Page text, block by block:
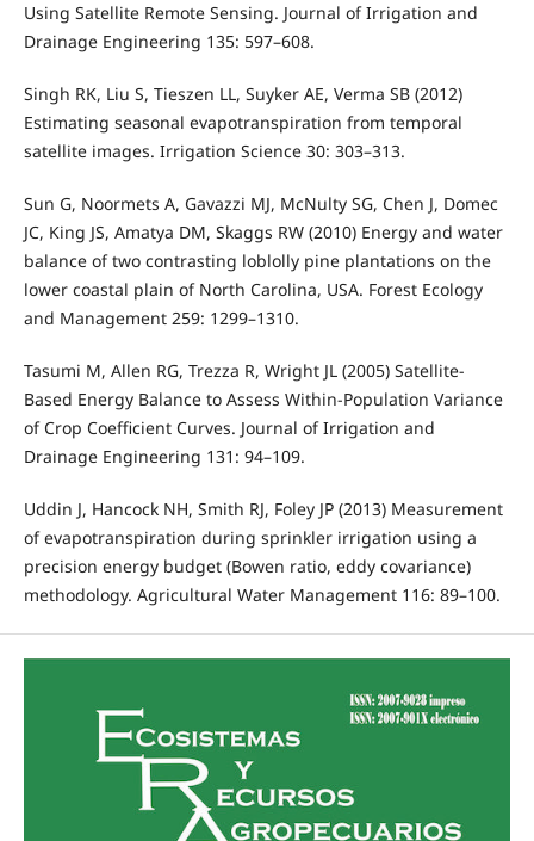
Using Satellite Remote Sensing. Journal of Irrigation and
Drainage Engineering 135: 597–608.
Singh RK, Liu S, Tieszen LL, Suyker AE, Verma SB (2012)
Estimating seasonal evapotranspiration from temporal
satellite images. Irrigation Science 30: 303–313.
Sun G, Noormets A, Gavazzi MJ, McNulty SG, Chen J, Domec
JC, King JS, Amatya DM, Skaggs RW (2010) Energy and water
balance of two contrasting loblolly pine plantations on the
lower coastal plain of North Carolina, USA. Forest Ecology
and Management 259: 1299–1310.
Tasumi M, Allen RG, Trezza R, Wright JL (2005) Satellite-
Based Energy Balance to Assess Within-Population Variance
of Crop Coefficient Curves. Journal of Irrigation and
Drainage Engineering 131: 94–109.
Uddin J, Hancock NH, Smith RJ, Foley JP (2013) Measurement
of evapotranspiration during sprinkler irrigation using a
precision energy budget (Bowen ratio, eddy covariance)
methodology. Agricultural Water Management 116: 89–100.